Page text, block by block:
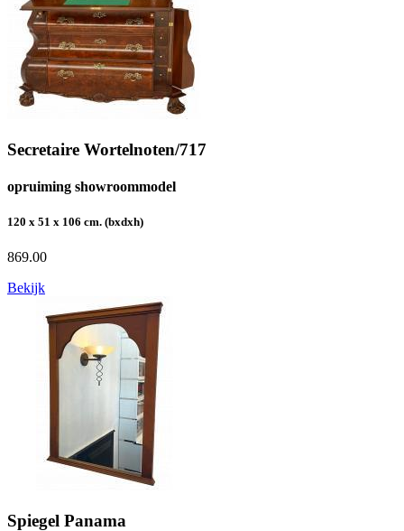
Secretaire Wortelnoten/717
opruiming showroommodel
120 x 51 x 106 cm. (bxdxh)
869.00
Bekijk
Spiegel Panama